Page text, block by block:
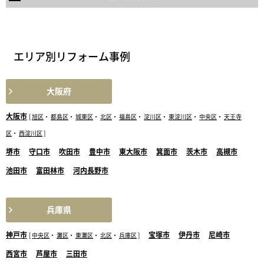
エリア別リフォーム事例
大阪府
大阪市 旭区 ・ 都島区 ・ 城東区 ・ 北区 ・ 福島区 ・ 淀川区 ・ 東淀川区 ・ 中央区 ・ 天王寺
区 ・ 西淀川区
堺市 守口市 吹田市 豊中市 東大阪市 箕面市 茨木市 高槻市
池田市 富田林市 河内長野市
兵庫県
神戸市 中央区 ・ 灘区 ・ 東灘区 ・ 北区 ・ 兵庫区 宝塚市 伊丹市 尼崎市
西宮市 芦屋市 三田市